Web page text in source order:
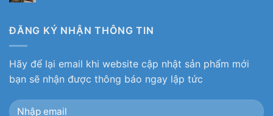
ĐĂNG KÝ NHẬN THÔNG TIN
Hãy để lại email khi website cập nhật sản phẩm mới
bạn sẽ nhận được thông báo ngay lập tức